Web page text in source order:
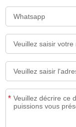
*